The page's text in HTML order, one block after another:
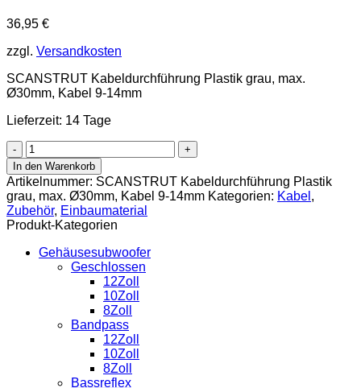
36,95 €
zzgl. Versandkosten
SCANSTRUT Kabeldurchführung Plastik grau, max.
Ø30mm, Kabel 9-14mm
Lieferzeit: 14 Tage
SCANSTRUT
Kabeldurchführung
Plastik
grau,
max.
Ø30mm,
Kabel
9-
14mm
In den Warenkorb
Artikelnummer: SCANSTRUT Kabeldurchführung Plastik
grau, max. Ø30mm, Kabel 9-14mm Kategorien: Kabel ,
Zubehör, Einbaumaterial
Produkt-Kategorien
Gehäusesubwoofer
Geschlossen
12Zoll
10Zoll
8Zoll
Bandpass
12Zoll
10Zoll
8Zoll
Bassreflex